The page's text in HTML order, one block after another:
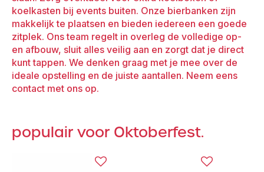
koelkasten bij events buiten. Onze bierbanken zijn
makkelijk te plaatsen en bieden iedereen een goede
zitplek. Ons team regelt in overleg de volledige op-
en afbouw, sluit alles veilig aan en zorgt dat je direct
kunt tappen. We denken graag met je mee over de
ideale opstelling en de juiste aantallen. Neem eens
contact met ons op.
populair voor Oktoberfest.